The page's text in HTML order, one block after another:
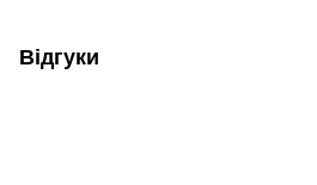
Відгуки